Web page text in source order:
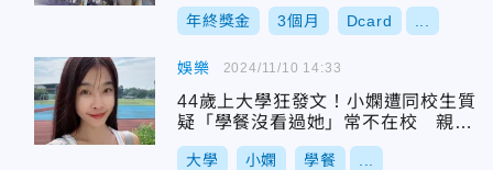
年終獎金 3個月 Dcard
娛樂
44歲上大學狂發文！小嫻遭同校生質
疑「學餐沒看過她」常不在校 親
回：在不同校區
大學 小嫻 學餐
2024/11/10 14:33